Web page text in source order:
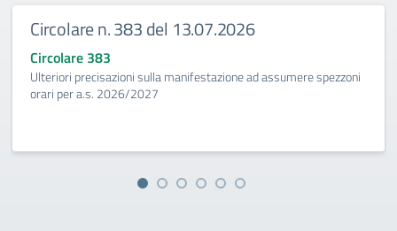
Circolare n. 383 del 13.07.2026
Circolare 383
Ulteriori precisazioni sulla manifestazione ad assumere spezzoni
orari per a.s. 2026/2027